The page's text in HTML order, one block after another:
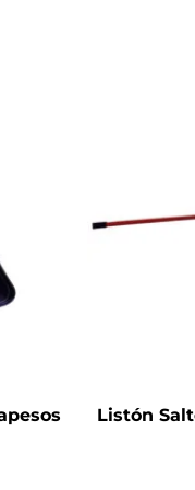
Listón